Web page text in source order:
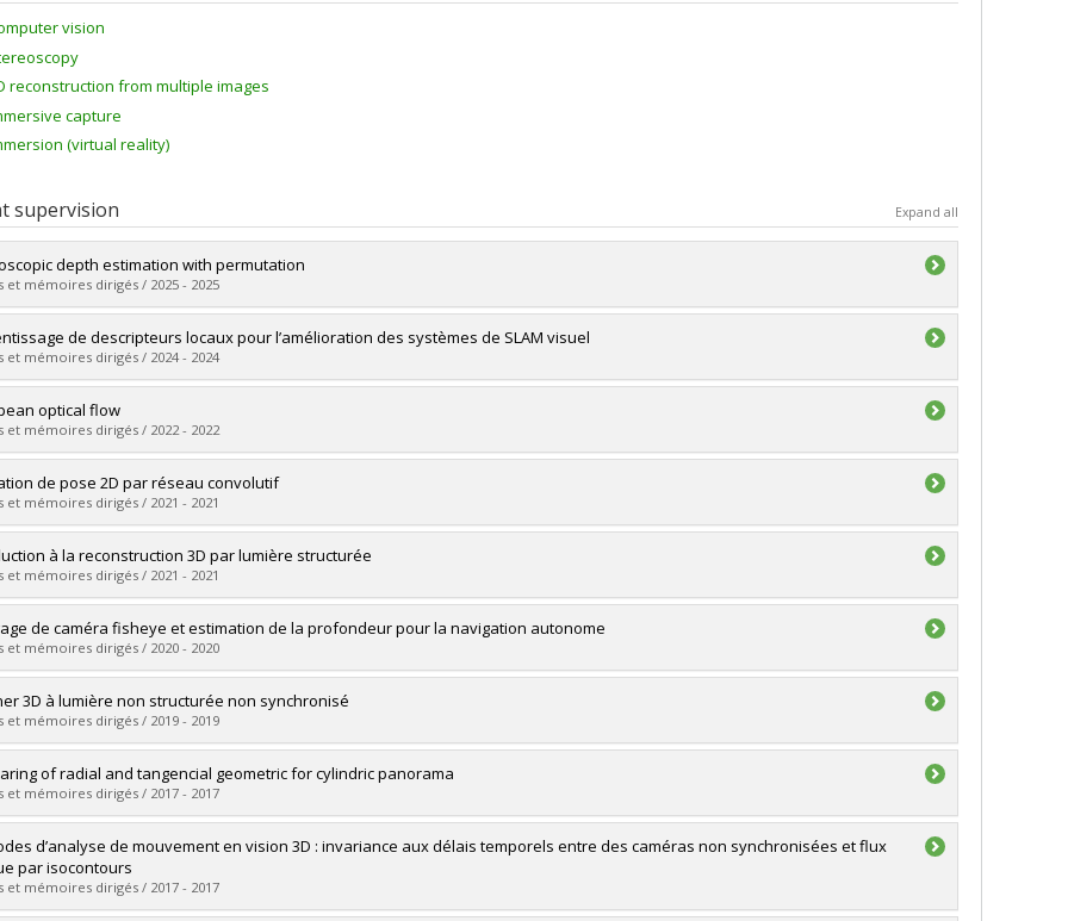
vision
reconstruction from multiple images
capture
(virtual reality)
supervision Expand all
depth estimation with permutation
et mémoires dirigés / 2025 - 2025
:Brousseau, Pierre-André
Doctoral
:Ph. D.
le document dans Papyrus
de descripteurs locaux pour l’amélioration des systèmes de SLAM visuel
et mémoires dirigés / 2024 - 2024
:Luttun, Johan
Master's
:M. Sc.
le document dans Papyrus
optical flow
et mémoires dirigés / 2022 - 2022
:Robles Hernández, Maria Fernanda
Master's
:M. Sc.
le document dans Papyrus
de pose 2D par réseau convolutif
et mémoires dirigés / 2021 - 2021
: Huppé, Samuel
Master's
:M. Sc.
le document dans Papyrus
à la reconstruction 3D par lumière structurée
et mémoires dirigés / 2021 - 2021
:Hurtubise, Nicolas
Master's
:M. Sc.
le document dans Papyrus
de caméra fisheye et estimation de la profondeur pour la navigation autonome
et mémoires dirigés / 2020 - 2020
: Brousseau, Pierre-André
Master's
:M. Sc.
le document dans Papyrus
3D à lumière non structurée non synchronisé
et mémoires dirigés / 2019 - 2019
:El Asmi, Chaima
Master's
:M. Sc.
le document dans Papyrus
of radial and tangencial geometric for cylindric panorama
et mémoires dirigés / 2017 - 2017
:Amjadi, Faezeh
Master's
:M. Sc.
le document dans Papyrus
d’analyse de mouvement en vision 3D : invariance aux délais temporels entre des caméras non synchronisées et flux
par isocontours
et mémoires dirigés / 2017 - 2017